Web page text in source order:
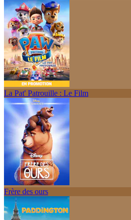
La Pat' Patrouille : Le Film
Frère des ours